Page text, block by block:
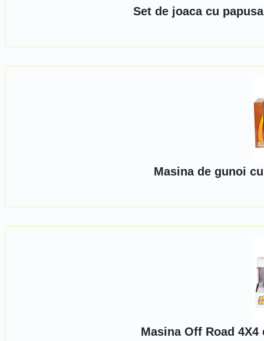
Set de joaca cu
Masina de gunoi
Masina Off Road